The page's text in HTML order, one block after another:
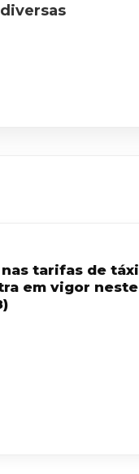
tarifas de táxi
em vigor neste